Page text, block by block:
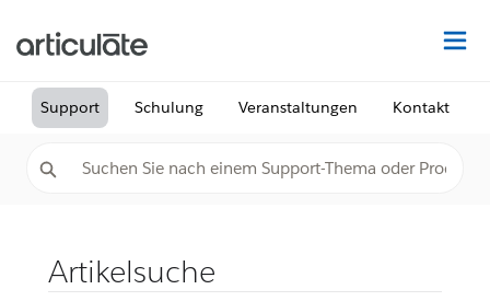
Support Schulung Veranstaltungen Kontakt
Artikelsuche